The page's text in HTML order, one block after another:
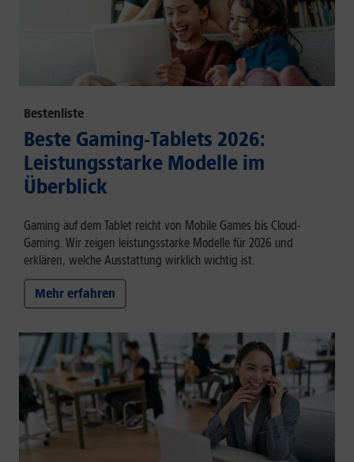
Bestenliste
Beste Gaming-Tablets 2026:
Leistungsstarke Modelle im
Überblick
Gaming auf dem Tablet reicht von Mobile Games bis Cloud-
Gaming. Wir zeigen leistungsstarke Modelle für 2026 und
erklären, welche Ausstattung wirklich wichtig ist.
Mehr erfahren